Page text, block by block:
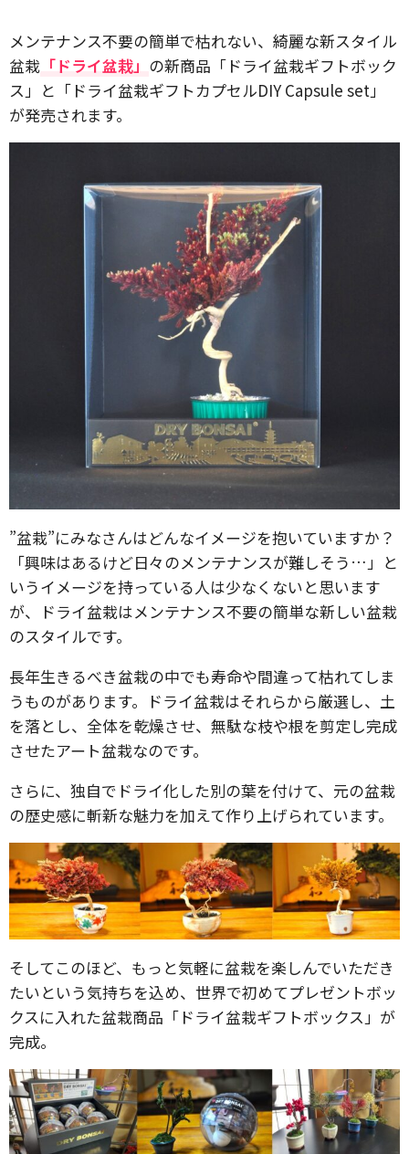
メンテナンス不要の簡単で枯れない、綺麗な新スタイル
盆栽 「ドライ盆栽」 の新商品「ドライ盆栽ギフトボック
ス」と「ドライ盆栽ギフトカプセルDIY Capsule set」
が発売されます。
”盆栽”にみなさんはどんなイメージを抱いていますか？
「興味はあるけど日々のメンテナンスが難しそう…」と
いうイメージを持っている人は少なくないと思います
が、ドライ盆栽はメンテナンス不要の簡単な新しい盆栽
のスタイルです。
長年生きるべき盆栽の中でも寿命や間違って枯れてしま
うものがあります。ドライ盆栽はそれらから厳選し、土
を落とし、全体を乾燥させ、無駄な枝や根を剪定し完成
させたアート盆栽なのです。
さらに、独自でドライ化した別の葉を付けて、元の盆栽
の歴史感に斬新な魅力を加えて作り上げられています。
そしてこのほど、もっと気軽に盆栽を楽しんでいただき
たいという気持ちを込め、世界で初めてプレゼントボッ
クスに入れた盆栽商品「ドライ盆栽ギフトボックス」が
完成。